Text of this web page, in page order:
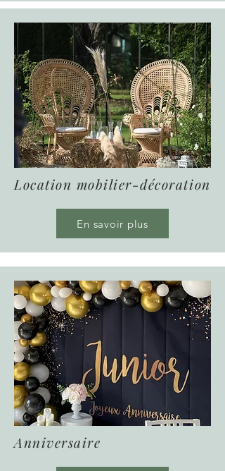
Location mobilier-décoration
En savoir plus
Anniversaire